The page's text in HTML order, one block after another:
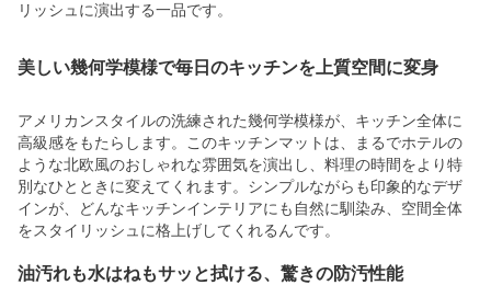
リッシュに演出する一品です。
美しい幾何学模様で毎日のキッチンを上質空間に変身
アメリカンスタイルの洗練された幾何学模様が、キッチン全体に
高級感をもたらします。このキッチンマットは、まるでホテルの
ような北欧風のおしゃれな雰囲気を演出し、料理の時間をより特
別なひとときに変えてくれます。シンプルながらも印象的なデザ
インが、どんなキッチンインテリアにも自然に馴染み、空間全体
をスタイリッシュに格上げしてくれるんです。
油汚れも水はねもサッと拭ける、驚きの防汚性能